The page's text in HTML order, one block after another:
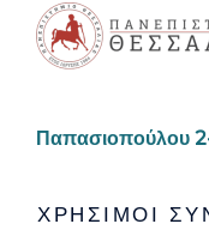
Παπασιοπούλου
ΧΡΗΣΙΜΟΙ